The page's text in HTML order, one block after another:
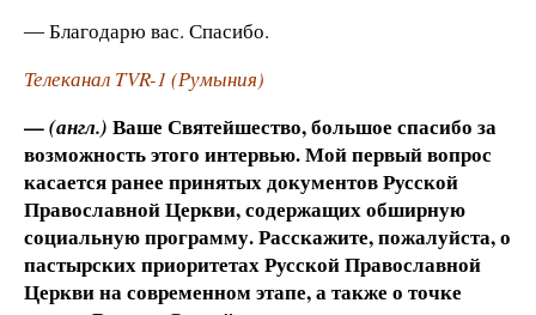
― Благодарю вас. Спасибо.
Телеканал TVR-1 (Румыния)
—(англ.) Ваше Святейшество, большое спасибо за
возможность этого интервью. Мой первый вопрос
касается ранее принятых документов Русской
Православной Церкви, содержащих обширную
социальную программу. Расскажите, пожалуйста, о
пастырских приоритетах Русской Православной
Церкви на современном этапе, а также о точке